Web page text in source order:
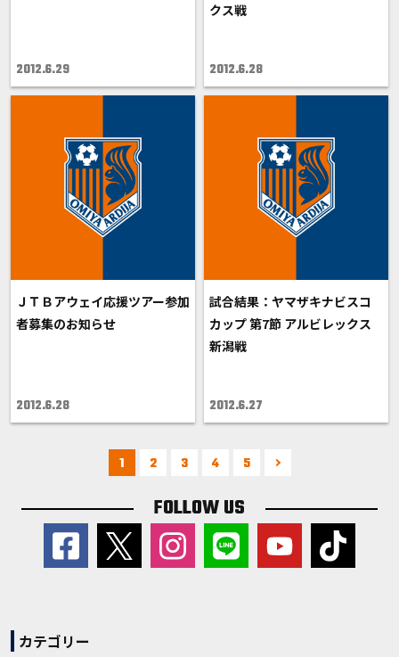
2012.6.29
クス戦
2012.6.28
ＪＴＢアウェイ応援ツアー参加
者募集のお知らせ
2012.6.28
試合結果：ヤマザキナビスコ
カップ 第7節 アルビレックス
新潟戦
2012.6.27
1 2 3 4 5
FOLLOW US
カテゴリー